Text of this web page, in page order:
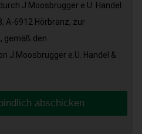
J.Moosbrugger e.U. Handel
A-6912 Hörbranz, zur
gemäß den
J.Moosbrugger e.U. Handel &
abschicken